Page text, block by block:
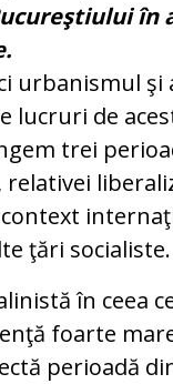
în
urbanismul
lucruri de
trei
ţări socialiste.
în ceea
foarte
perioadă